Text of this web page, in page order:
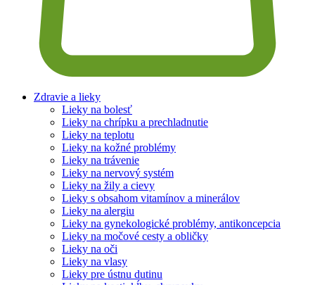
Zdravie a lieky
Lieky na bolesť
Lieky na chrípku a prechladnutie
Lieky na teplotu
Lieky na kožné problémy
Lieky na trávenie
Lieky na nervový systém
Lieky na žily a cievy
Lieky s obsahom vitamínov a minerálov
Lieky na alergiu
Lieky na gynekologické problémy, antikoncepcia
Lieky na močové cesty a obličky
Lieky na oči
Lieky na vlasy
Lieky pre ústnu dutinu